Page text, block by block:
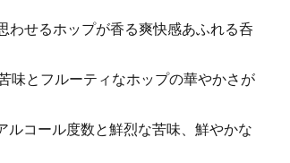
わせるホップが香る爽快感あふれる呑
味とフルーティなホップの華やかさが
ルコール度数と鮮烈な苦味、鮮やかな